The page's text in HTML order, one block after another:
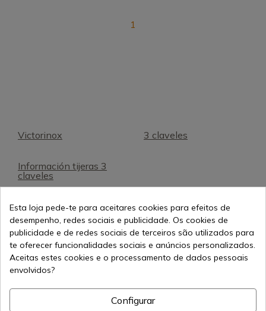
1
Victorinox 3 claveles
Información tijeras 3
claveles
Vendendo online desde 1998
Esta loja pede-te para aceitares cookies para efeitos de
desempenho, redes sociais e publicidade. Os cookies de
publicidade e de redes sociais de terceiros são utilizados para
te oferecer funcionalidades sociais e anúncios personalizados.
Aceitas estes cookies e o processamento de dados pessoais
envolvidos?
Configurar